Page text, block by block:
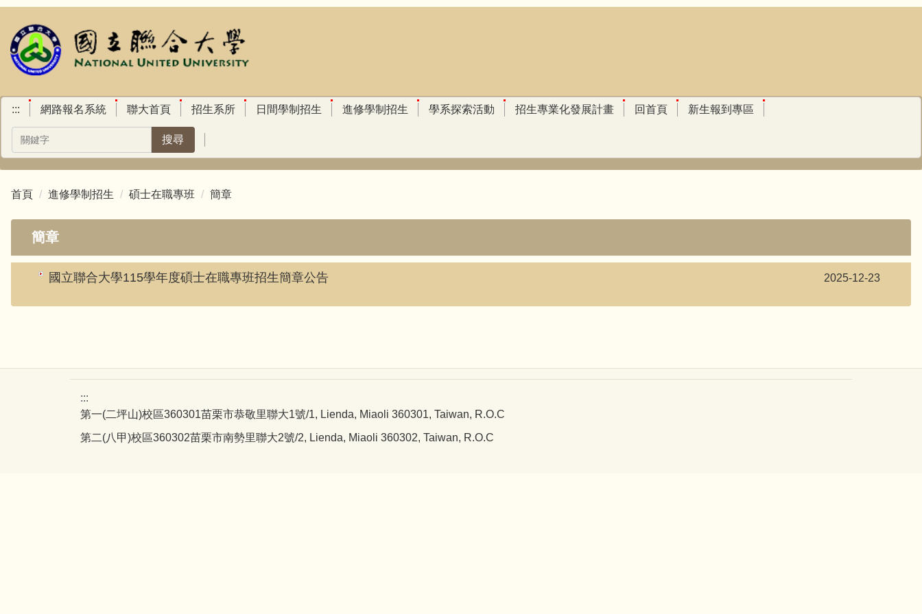
跳
主
要
區
::: 網路報名系統 聯大首頁 招生系所 日間學制招生 進修學制招生 學系探索活動 招生專業化發展計畫 回首頁 新生報到專區
搜尋
首頁 進修學制招生 碩士在職專班 簡章
簡章
國立聯合大學115學年度碩士在職專班招生簡章公告 2025-12-23
:::
第一(二坪山)校區360301苗栗市恭敬里聯大1號/1, Lienda, Miaoli 360301, Taiwan, R.O.C
第二(八甲)校區360302苗栗市南勢里聯大2號/2, Lienda, Miaoli 360302, Taiwan, R.O.C